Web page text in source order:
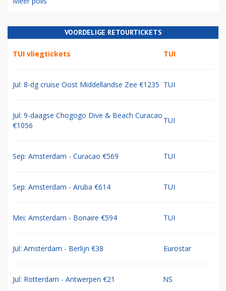
VOORDELIGE RETOURTICKETS
TUI vliegtickets TUI
Jul: 8-dg cruise Oost Middellandse Zee €1235 TUI
Jul: 9-daagse Chogogo Dive & Beach Curacao
€1056
TUI
Sep: Amsterdam - Curacao €569 TUI
Sep: Amsterdam - Aruba €614 TUI
Mei: Amsterdam - Bonaire €594 TUI
Jul: Amsterdam - Berlijn €38 Eurostar
Jul: Rotterdam - Antwerpen €21 NS